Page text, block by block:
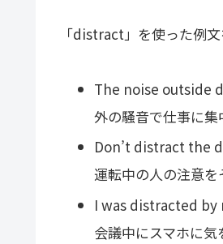
「distract」を使った例文
The noise outside
外の騒音で仕事に集
Don’t distract the
運転中の人の注意を
I was distracted
会議中にスマホに気